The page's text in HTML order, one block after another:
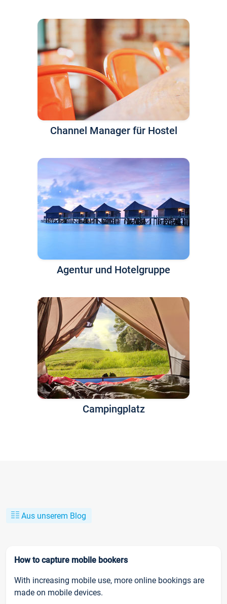
Channel Manager für Hostel
Agentur und Hotelgruppe
Campingplatz
Aus unserem Blog
How to capture mobile bookers
With increasing mobile use, more online bookings are
made on mobile devices.